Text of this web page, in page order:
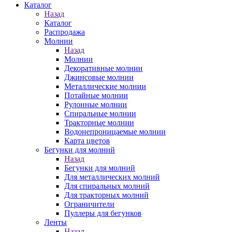
Каталог
Назад
Каталог
Распродажа
Молнии
Назад
Молнии
Декоративные молнии
Джинсовые молнии
Металлические молнии
Потайные молнии
Рулонные молнии
Спиральные молнии
Тракторные молнии
Водонепроницаемые молнии
Карта цветов
Бегунки для молний
Назад
Бегунки для молний
Для металлических молний
Для спиральных молний
Для тракторных молний
Ограничители
Пуллеры для бегунков
Ленты